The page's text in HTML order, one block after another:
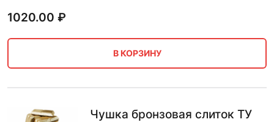
1020.00 ₽
В КОРЗИНУ
Чушка бронзовая слиток ТУ